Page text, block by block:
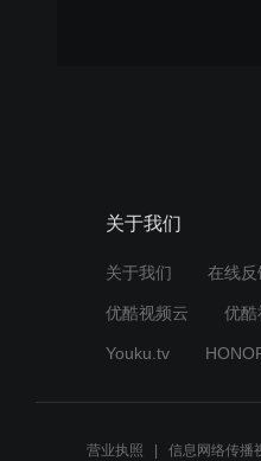
关于我们
关于我们 在线反
优酷视频云 优酷
Youku.tv
营业执照 信息网络传播